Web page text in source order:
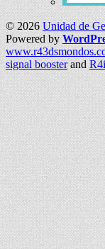
© 2026Unidad de
Powered by
signal boosterand